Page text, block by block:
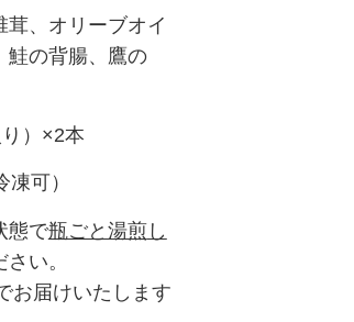
茸、オリーブオイ
鮭の背腸、鷹の
）×2本
可）
態で瓶ごと湯煎し
い。
届けいたします